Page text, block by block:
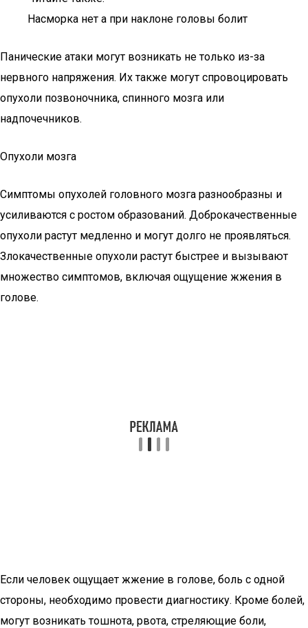
Насморка нет а при наклоне головы болит
Панические атаки могут возникать не только из-за
нервного напряжения. Их также могут спровоцировать
опухоли позвоночника, спинного мозга или
надпочечников.
Опухоли мозга
Симптомы опухолей головного мозга разнообразны и
усиливаются с ростом образований. Доброкачественные
опухоли растут медленно и могут долго не проявляться.
Злокачественные опухоли растут быстрее и вызывают
множество симптомов, включая ощущение жжения в
голове.
Если человек ощущает жжение в голове, боль с одной
стороны, необходимо провести диагностику. Кроме болей,
могут возникать тошнота, рвота, стреляющие боли,